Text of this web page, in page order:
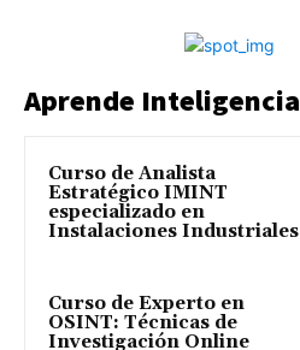
Aprende Inteligencia
Curso de Analista
Estratégico IMINT
especializado en
Instalaciones Industriales
Curso de Experto en
OSINT: Técnicas de
Investigación Online